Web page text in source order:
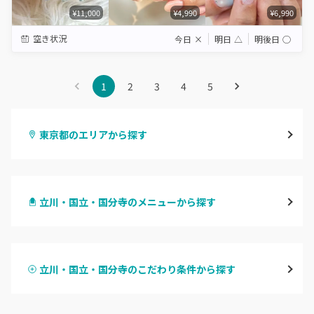
¥11,000 ¥4,990 ¥6,990
空き状況 今日 × 明日 △ 明後日 ◯
1 2 3 4 5
東京都のエリアから探す
原宿
立川・国立・国分寺のメニューから探す
ハンドスカルプ
立川・国立・国分寺のこだわり条件から探す